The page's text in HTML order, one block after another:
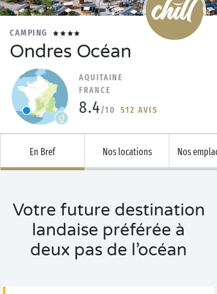
CAMPING
Ondres Océan
AQUITAINE
FRANCE
8.4/10 512 AVIS
En Bref Nos locations Nos
Votre future destination
landaise préférée à
deux pas de l’océan